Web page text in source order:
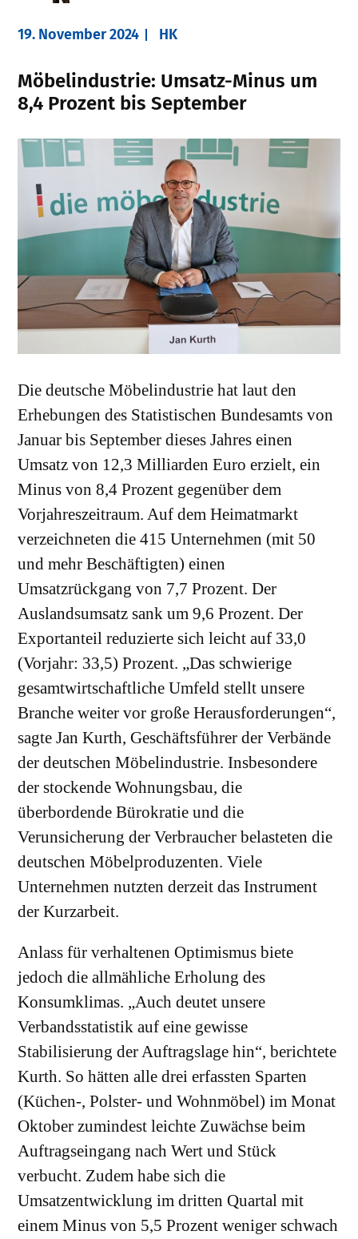
19. November 2024 HK
Möbelindustrie: Umsatz-Minus um
8,4 Prozent bis September
Die deutsche Möbelindustrie hat laut den
Erhebungen des Statistischen Bundesamts von
Januar bis September dieses Jahres einen
Umsatz von 12,3 Milliarden Euro erzielt, ein
Minus von 8,4 Prozent gegenüber dem
Vorjahreszeitraum. Auf dem Heimatmarkt
verzeichneten die 415 Unternehmen (mit 50
und mehr Beschäftigten) einen
Umsatzrückgang von 7,7 Prozent. Der
Auslandsumsatz sank um 9,6 Prozent. Der
Exportanteil reduzierte sich leicht auf 33,0
(Vorjahr: 33,5) Prozent. „Das schwierige
gesamtwirtschaftliche Umfeld stellt unsere
Branche weiter vor große Herausforderungen“,
sagte Jan Kurth, Geschäftsführer der Verbände
der deutschen Möbelindustrie. Insbesondere
der stockende Wohnungsbau, die
überbordende Bürokratie und die
Verunsicherung der Verbraucher belasteten die
deutschen Möbelproduzenten. Viele
Unternehmen nutzten derzeit das Instrument
der Kurzarbeit.
Anlass für verhaltenen Optimismus biete
jedoch die allmähliche Erholung des
Konsumklimas. „Auch deutet unsere
Verbandsstatistik auf eine gewisse
Stabilisierung der Auftragslage hin“, berichtete
Kurth. So hätten alle drei erfassten Sparten
(Küchen-, Polster- und Wohnmöbel) im Monat
Oktober zumindest leichte Zuwächse beim
Auftragseingang nach Wert und Stück
verbucht. Zudem habe sich die
Umsatzentwicklung im dritten Quartal mit
einem Minus von 5,5 Prozent weniger schwach